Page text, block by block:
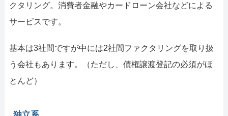
クタリング。消費者金融やカードローン会社などによる
サービスです。
基本は3社間ですが中には2社間ファクタリングを取り扱
う会社もあります。（ただし、債権譲渡登記の必須がほ
とんど）